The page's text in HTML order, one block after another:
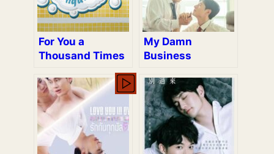
For You a
Thousand Times
My Damn
Business